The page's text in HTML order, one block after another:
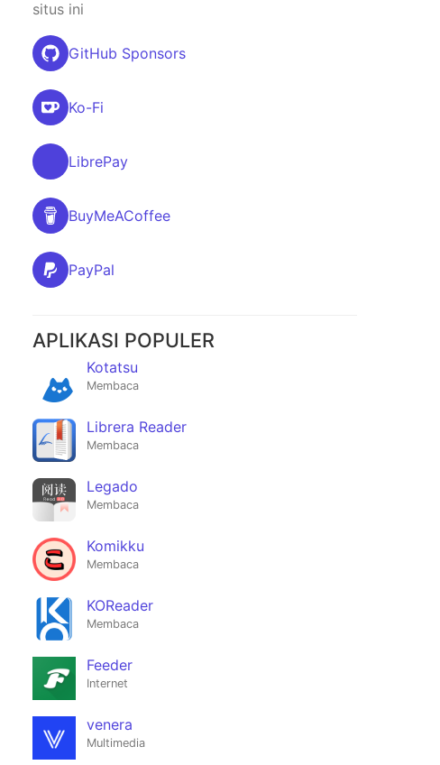
situs ini
GitHub Sponsors
Ko-Fi
LibrePay
BuyMeACoffee
PayPal
APLIKASI POPULER
Kotatsu
Membaca
Librera Reader
Membaca
Legado
Membaca
Komikku
Membaca
KOReader
Membaca
Feeder
Internet
venera
Multimedia